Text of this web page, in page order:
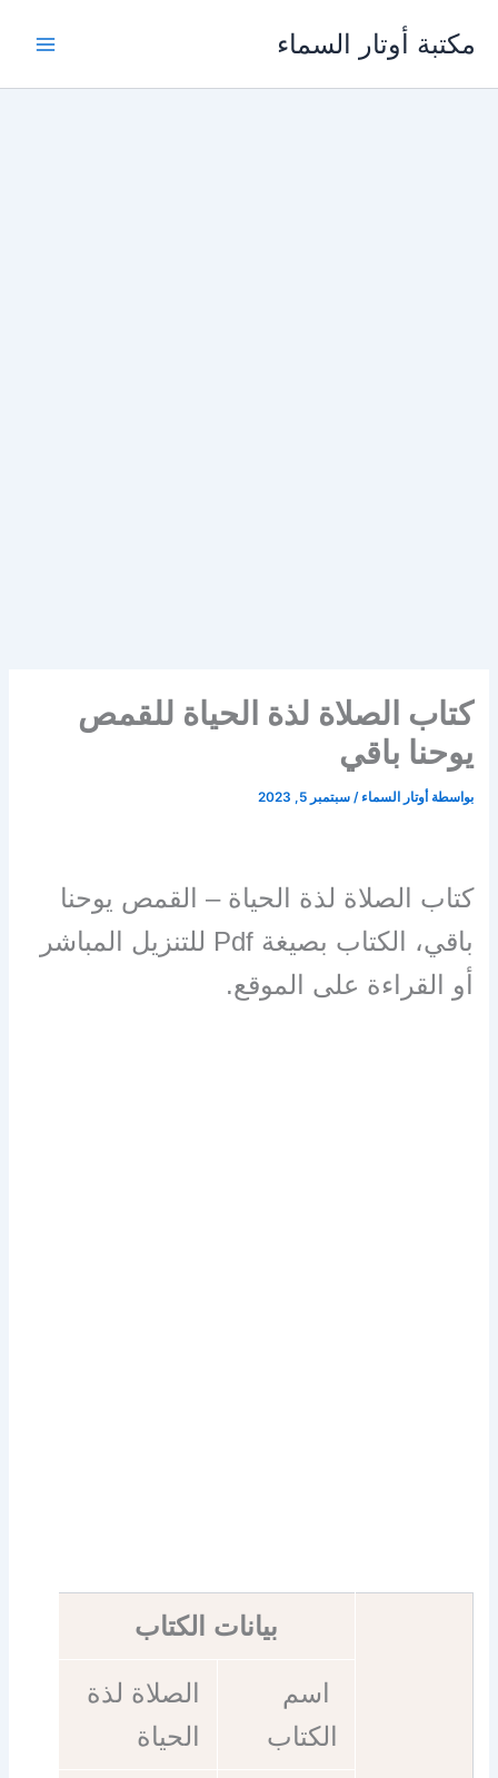
مكتبة أوتار السماء
كتاب الصلاة لذة الحياة للقمص
يوحنا باقي
بواسطة أوتار السماء/سبتمبر 5, 2023
كتاب الصلاة لذة الحياة – القمص يوحنا
باقي، الكتاب بصيغة Pdf للتنزيل المباشر
أو القراءة على الموقع.
بيانات الكتاب
اسم
الكتاب
الصلاة لذة
الحياة